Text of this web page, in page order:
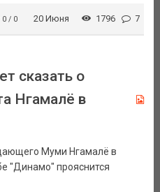
0 / 0 20 Июня 1796 7
сказать о
Нгамалё в
Муми Нгамалё в
"Динамо" прояснится